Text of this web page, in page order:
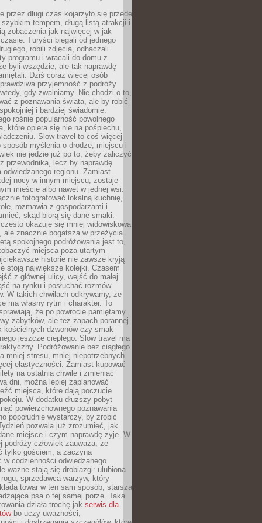
przez długi czas kojarzyło się przede
tempem, długą listą atrakcji i
zobaczenia jak najwięcej w jak
Turyści biegali od jednego
robili zdjęcia, odhaczali
programu i wracali do domu z
byli wszędzie, ale tak naprawdę
Dziś coraz więcej osób
przyjemność z podróży
gdy zwalniamy. Nie chodzi o to,
z poznawania świata, ale by robić
i bardziej świadomie.
rośnie popularność powolnego
które opiera się nie na pośpiechu,
Slow travel to coś więcej
sposób myślenia o drodze, miejscu i
nie jedzie już po to, żeby zaliczyć
przewodnika, lecz by naprawdę
odwiedzanego regionu. Zamiast
nocy w innym miejscu, zostaje
mieście albo nawet w jednej wsi.
fotografować lokalną kuchnię,
rozmawia z gospodarzami i
skąd biorą się dane smaki.
okazuje się mniej widowiskowa
ale znacznie bogatsza w przeżycia.
spokojnego podróżowania jest to,
miejsca poza utartym
historie nie zawsze kryją
stoją największe kolejki. Czasem
z głównej ulicy, wejść do małej
na rynku i posłuchać rozmów
W takich chwilach odkrywamy, że
ma własny rytm i charakter. To
że po powrocie pamiętamy
zabytków, ale też zapach porannej
kościelnych dzwonów czy smak
jeszcze ciepłego. Slow travel ma
Podróżowanie bez ciągłego
mniej stresu, mniej niepotrzebnych
elastyczności. Zamiast kupować
na ostatnią chwilę i zmieniać
dni, można lepiej zaplanować
miejsca, które dają poczucie
W dodatku dłuższy pobyt
powierzchownego poznawania
popołudnie wystarczy, by zrobić
pozwala już zrozumieć, jak
miejsce i czym naprawdę żyje. W
podróży człowiek zauważa, że
tylko gościem, a zaczyna
w codzienności odwiedzanego
ważne stają się drobiazgi: ulubiona
sprzedawca warzyw, który
towar w ten sam sposób, starsza
psa o tej samej porze. Taka
działa trochę jak serwis dla
bo uczy uważności,